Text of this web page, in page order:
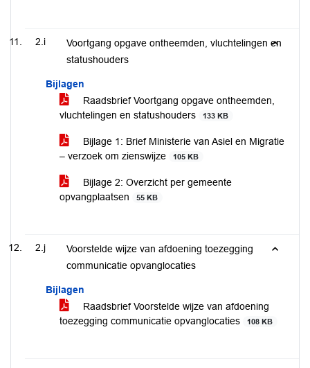
2.i
Voortgang opgave ontheemden, vluchtelingen en
statushouders
Bijlagen
Raadsbrief Voortgang opgave ontheemden,
vluchtelingen en statushouders
133 KB
Bijlage 1: Brief Ministerie van Asiel en Migratie
– verzoek om zienswijze
105 KB
Bijlage 2: Overzicht per gemeente
opvangplaatsen
55 KB
2.j
Voorstelde wijze van afdoening toezegging
communicatie opvanglocaties
Bijlagen
Raadsbrief Voorstelde wijze van afdoening
toezegging communicatie opvanglocaties
108 KB